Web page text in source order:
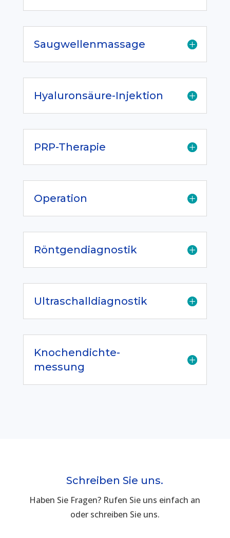
Saugwellenmassage
Hyaluronsäure-Injektion
PRP-Therapie
Operation
Röntgendiagnostik
Ultraschalldiagnostik
Knochendichte-
messung
Schreiben Sie uns.
Haben Sie Fragen? Rufen Sie uns einfach an
oder schreiben Sie uns.